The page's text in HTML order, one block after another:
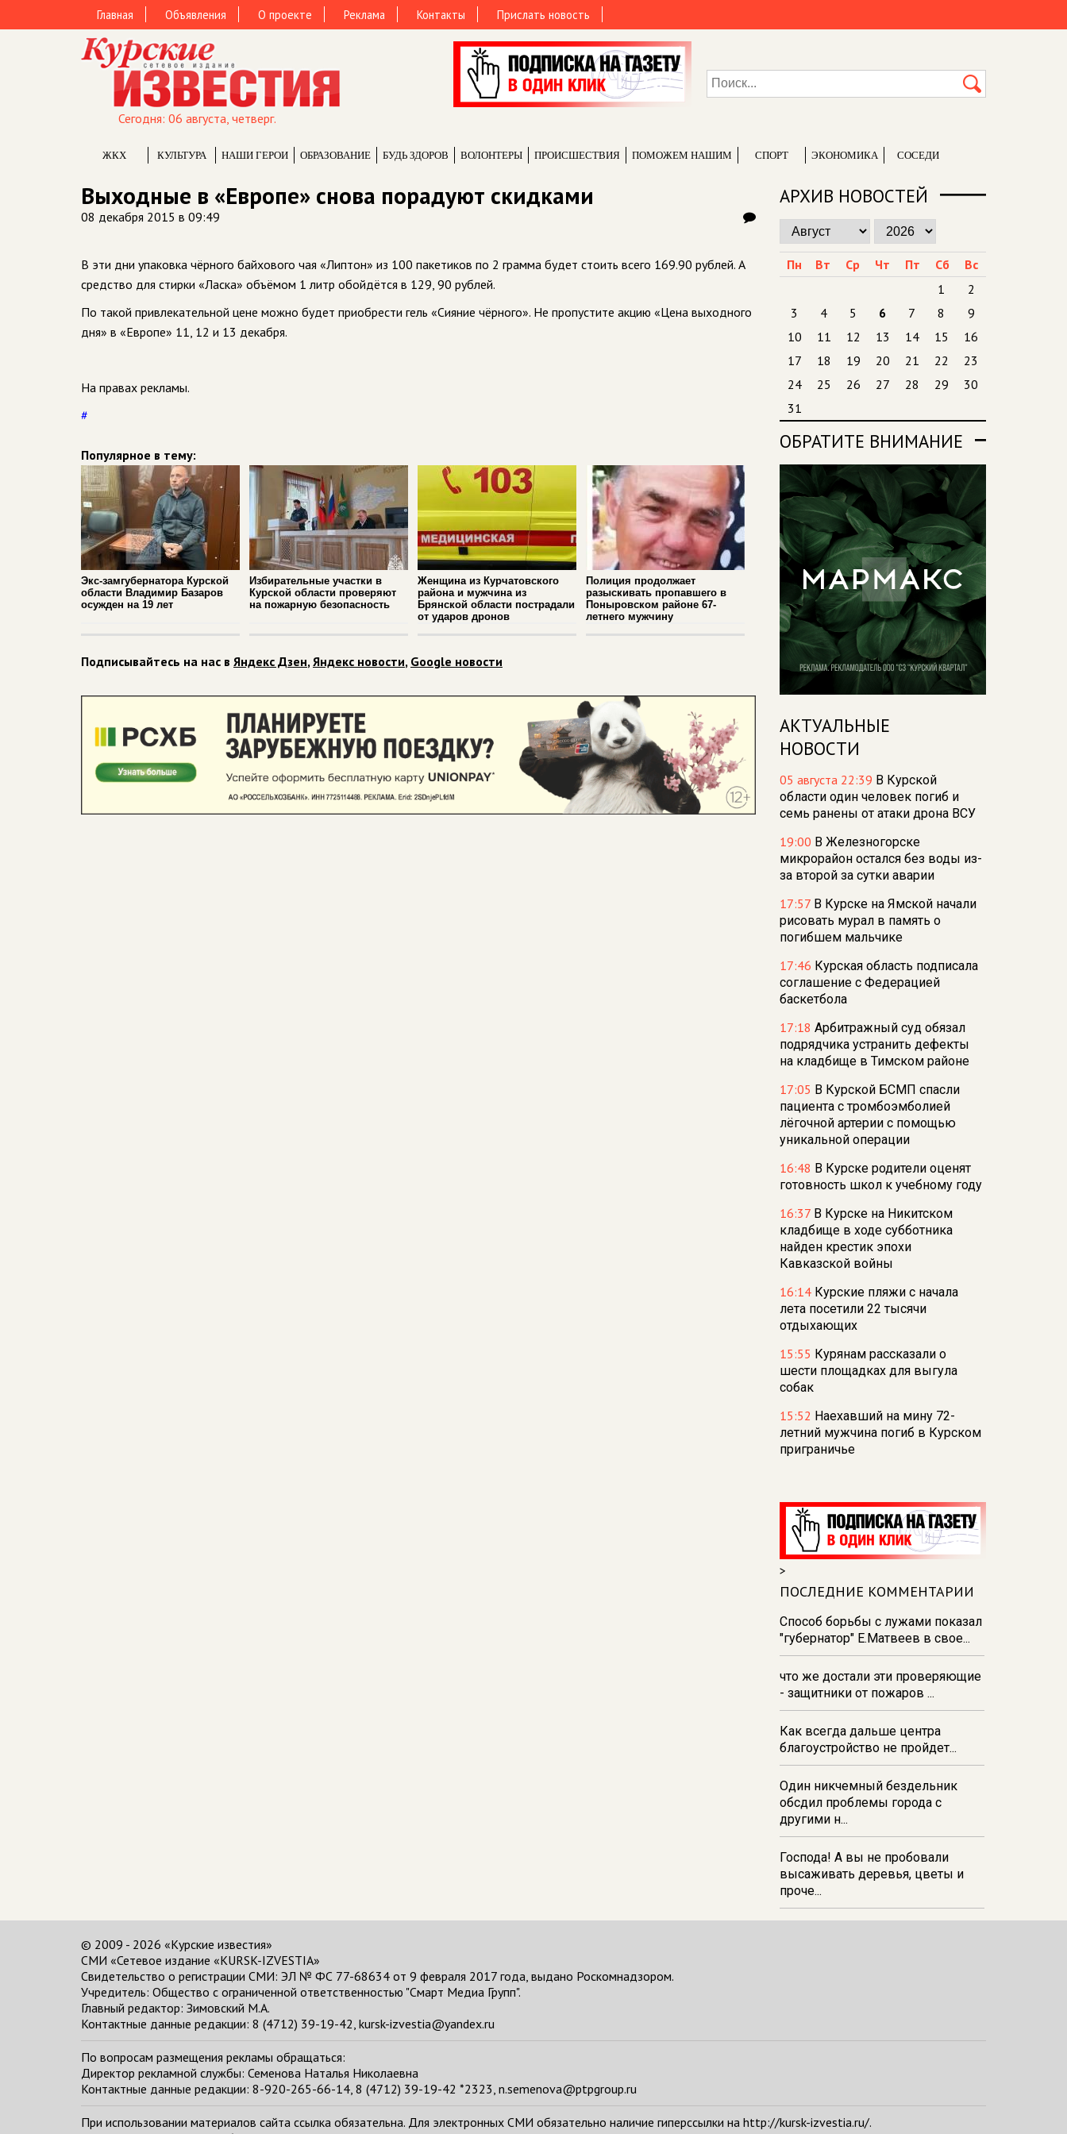
Главная Объявления О проекте Реклама Контакты Прислать новость
Сегодня: 06 августа, четверг.
ЖКХ КУЛЬТУРА НАШИ ГЕРОИ ОБРАЗОВАНИЕ БУДЬ ЗДОРОВ ВОЛОНТЕРЫ ПРОИCШЕСТВИЯ ПОМОЖЕМ НАШИМ СПОРТ ЭКОНОМИКА СОСЕДИ
Выходные в «Европе» снова порадуют скидками
08 декабря 2015 в 09:49
В эти дни упаковка чёрного байхового чая «Липтон» из 100 пакетиков по 2 грамма будет стоить всего 169.90 рублей. А
средство для стирки «Ласка» объёмом 1 литр обойдётся в 129, 90 рублей.
По такой привлекательной цене можно будет приобрести гель «Сияние чёрного». Не пропустите акцию «Цена выходного
дня» в «Европе» 11, 12 и 13 декабря.
На правах рекламы.
#
Популярное в тему:
Экс-замгубернатора Курской
области Владимир Базаров
осужден на 19 лет
Избирательные участки в
Курской области проверяют
на пожарную безопасность
Женщина из Курчатовского
района и мужчина из
Брянской области пострадали
от ударов дронов
Полиция продолжает
разыскивать пропавшего в
Поныровском районе 67-
летнего мужчину
Подписывайтесь на нас в Яндекс Дзен,Яндекс новости, Google новости
АРХИВ НОВОСТЕЙ
Пн Вт Ср Чт Пт Сб
Вс
1
2
3
4 5 6 7 8
9
10
11 12 13 14 15
16
17
18 19 20 21 22
23
24
25 26 27 28 29
30
31
ОБРАТИТЕ ВНИМАНИЕ
АКТУАЛЬНЫЕ
НОВОСТИ
05 августа 22:39 В Курской
области один человек погиб и
семь ранены от атаки дрона ВСУ
19:00 В Железногорске
микрорайон остался без воды из-
за второй за сутки аварии
17:57 В Курске на Ямской начали
рисовать мурал в память о
погибшем мальчике
17:46 Курская область подписала
соглашение с Федерацией
баскетбола
17:18 Арбитражный суд обязал
подрядчика устранить дефекты
на кладбище в Тимском районе
17:05 В Курской БСМП спасли
пациента с тромбоэмболией
лёгочной артерии с помощью
уникальной операции
16:48 В Курске родители оценят
готовность школ к учебному году
16:37 В Курске на Никитском
кладбище в ходе субботника
найден крестик эпохи
Кавказской войны
16:14 Курские пляжи с начала
лета посетили 22 тысячи
отдыхающих
15:55 Курянам рассказали о
шести площадках для выгула
собак
15:52 Наехавший на мину 72-
летний мужчина погиб в Курском
приграничье
15:30Курский губернатор провел
ежемесячный прием граждан
15:19
устанавливают цветочную арку
«Курские сезоны»
15:01В Курской области от
укусов клещей пострадали 1534
>
ПОСЛЕДНИЕ КОММЕНТАРИИ
Способ борьбы с лужами показал
"губернатор" Е.Матвеев в свое...
что же достали эти проверяющие
- защитники от пожаров ...
Как всегда дальше центра
благоустройство не пройдет...
Один никчемный бездельник
обсдил проблемы города с
другими н...
Господа! А вы не пробовали
высаживать деревья, цветы и
проче...
© 2009 - 2026 «Курские известия»
СМИ «Сетевое издание «KURSK-IZVESTIA»
Свидетельство о регистрации СМИ: ЭЛ № ФС 77-68634 от 9 февраля 2017 года, выдано Роскомнадзором.
Учредитель: Общество с ограниченной ответственностью "Смарт Медиа Групп".
Главный редактор: Зимовский М.А.
Контактные данные редакции: 8 (4712) 39-19-42, kursk-izvestia@yandex.ru
По вопросам размещения рекламы обращаться:
Директор рекламной службы: Семенова Наталья Николаевна
Контактные данные редакции: 8-920-265-66-14, 8 (4712) 39-19-42 *2323, n.semenova@ptpgroup.ru
При использовании материалов сайта ссылка обязательна. Для электронных СМИ обязательно наличие гиперссылки на http://kursk-izvestia.ru/.